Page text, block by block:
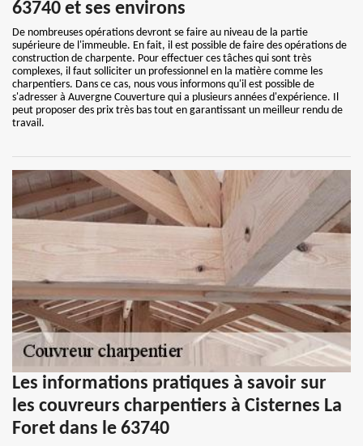
63740 et ses environs
De nombreuses opérations devront se faire au niveau de la partie
supérieure de l'immeuble. En fait, il est possible de faire des opérations de
construction de charpente. Pour effectuer ces tâches qui sont très
complexes, il faut solliciter un professionnel en la matière comme les
charpentiers. Dans ce cas, nous vous informons qu'il est possible de
s'adresser à Auvergne Couverture qui a plusieurs années d'expérience. Il
peut proposer des prix très bas tout en garantissant un meilleur rendu de
travail.
Les informations pratiques à savoir sur
les couvreurs charpentiers à Cisternes La
Foret dans le 63740